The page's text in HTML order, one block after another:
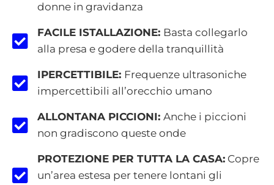
donne in gravidanza
FACILE ISTALLAZIONE: Basta collegarlo
alla presa e godere della tranquillità
IPERCETTIBILE: Frequenze ultrasoniche
impercettibili all’orecchio umano
ALLONTANA PICCIONI:Anche i piccioni
non gradiscono queste onde
PROTEZIONE PER TUTTA LA CASA: Copre
un’area estesa per tenere lontani gli